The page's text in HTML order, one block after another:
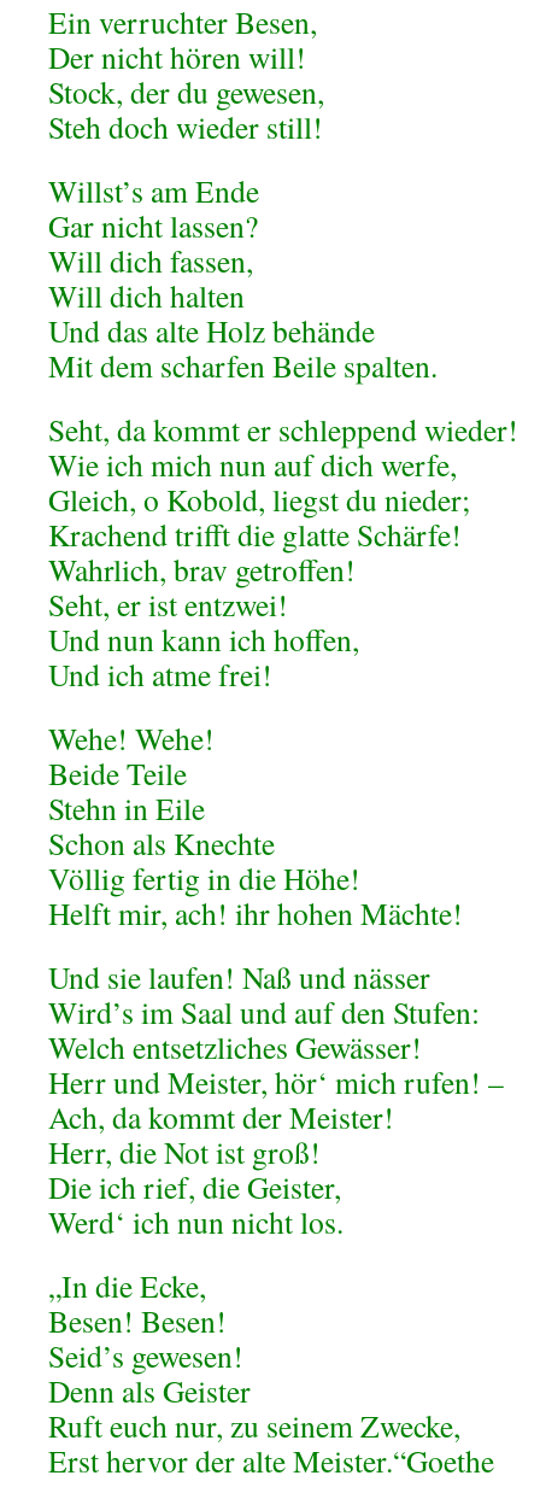
Ein verruchter Besen,
Der nicht hören will!
Stock, der du gewesen,
Steh doch wieder still!
Willst’s am Ende
Gar nicht lassen?
Will dich fassen,
Will dich halten
Und das alte Holz behände
Mit dem scharfen Beile spalten.
Seht, da kommt er schleppend wieder!
Wie ich mich nun auf dich werfe,
Gleich, o Kobold, liegst du nieder;
Krachend trifft die glatte Schärfe!
Wahrlich, brav getroffen!
Seht, er ist entzwei!
Und nun kann ich hoffen,
Und ich atme frei!
Wehe! Wehe!
Beide Teile
Stehn in Eile
Schon als Knechte
Völlig fertig in die Höhe!
Helft mir, ach! ihr hohen Mächte!
Und sie laufen! Naß und nässer
Wird’s im Saal und auf den Stufen:
Welch entsetzliches Gewässer!
Herr und Meister, hör‘ mich rufen! –
Ach, da kommt der Meister!
Herr, die Not ist groß!
Die ich rief, die Geister,
Werd‘ ich nun nicht los.
„In die Ecke,
Besen! Besen!
Seid’s gewesen!
Denn als Geister
Ruft euch nur, zu seinem Zwecke,
Erst hervor der alte Meister.“Goethe